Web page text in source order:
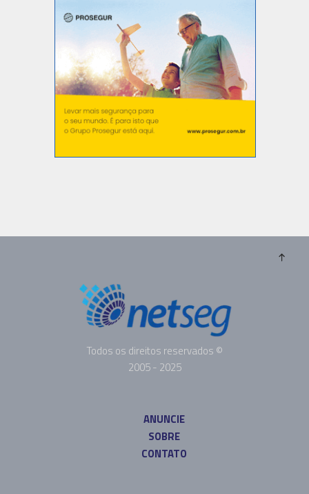
Todos os direitos reservados ©
2005 - 2025
ANUNCIE
SOBRE
CONTATO